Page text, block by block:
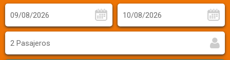
2 Pasajeros